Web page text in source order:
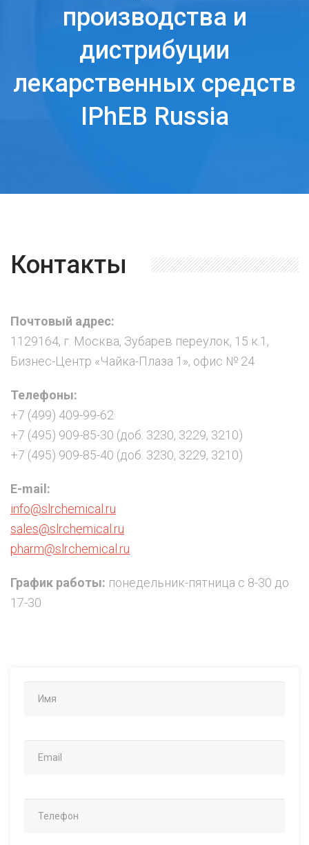
производства и
дистрибуции
лекарственных средств
IPhEB Russia
Контакты
Почтовый адрес:
1129164, г. Москва, Зубарев переулок, 15 к.1,
Бизнес-Центр «Чайка-Плаза 1», офис № 24
Телефоны:
+7 (499) 409-99-62
+7 (495) 909-85-30 (доб. 3230, 3229, 3210)
+7 (495) 909-85-40 (доб. 3230, 3229, 3210)
E-mail:
info@slrchemical.ru
sales@slrchemical.ru
pharm@slrchemical.ru
График работы: понедельник-пятница с 8-30 до
17-30